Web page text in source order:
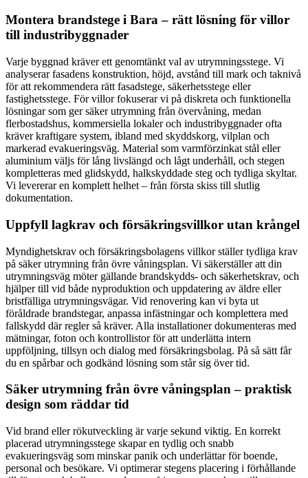
Montera brandstege i Bara – rätt lösning för villor
till industribyggnader
Varje byggnad kräver ett genomtänkt val av utrymningsstege. Vi
analyserar fasadens konstruktion, höjd, avstånd till mark och taknivå
för att rekommendera rätt fasadstege, säkerhetsstege eller
fastighetsstege. För villor fokuserar vi på diskreta och funktionella
lösningar som ger säker utrymning från övervåning, medan
flerbostadshus, kommersiella lokaler och industribyggnader ofta
kräver kraftigare system, ibland med skyddskorg, vilplan och
markerad evakueringsväg. Material som varmförzinkat stål eller
aluminium väljs för lång livslängd och lågt underhåll, och stegen
kompletteras med glidskydd, halkskyddade steg och tydliga skyltar.
Vi levererar en komplett helhet – från första skiss till slutlig
dokumentation.
Uppfyll lagkrav och försäkringsvillkor utan krångel
Myndighetskrav och försäkringsbolagens villkor ställer tydliga krav
på säker utrymning från övre våningsplan. Vi säkerställer att din
utrymningsväg möter gällande brandskydds- och säkerhetskrav, och
hjälper till vid både nyproduktion och uppdatering av äldre eller
bristfälliga utrymningsvägar. Vid renovering kan vi byta ut
föråldrade brandstegar, anpassa infästningar och komplettera med
fallskydd där regler så kräver. Alla installationer dokumenteras med
mätningar, foton och kontrollistor för att underlätta intern
uppföljning, tillsyn och dialog med försäkringsbolag. På så sätt får
du en spårbar och godkänd lösning som står sig över tid.
Säker utrymning från övre våningsplan – praktisk
design som räddar tid
Vid brand eller rökutveckling är varje sekund viktig. En korrekt
placerad utrymningsstege skapar en tydlig och snabb
evakueringsväg som minskar panik och underlättar för boende,
personal och besökare. Vi optimerar stegens placering i förhållande